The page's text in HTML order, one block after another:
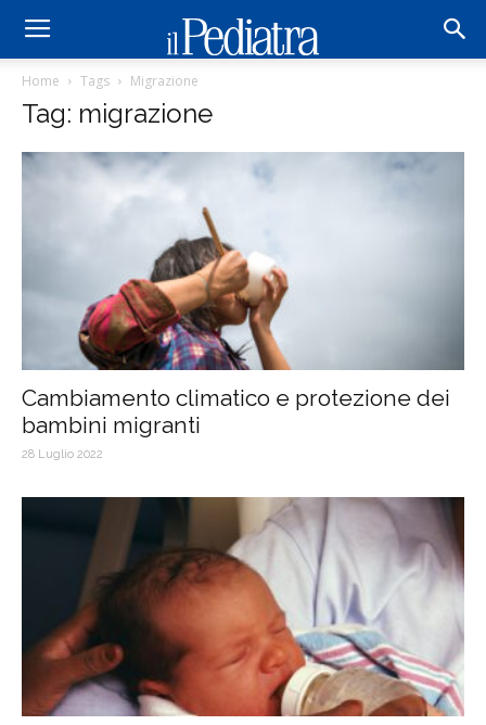
Home Tags Migrazione
Tag: migrazione
Cambiamento climatico e protezione dei
bambini migranti
28 Luglio 2022